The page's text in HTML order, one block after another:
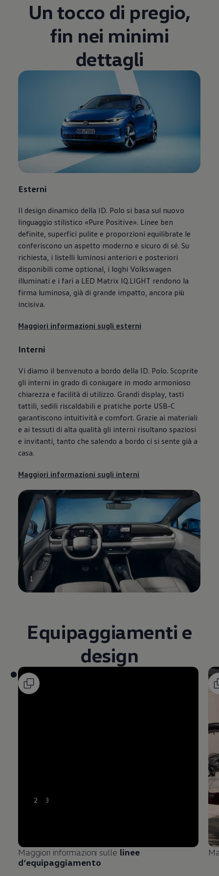
Blog Volkswagen
Un tocco di pregio,
fin nei minimi
dettagli
Esterni
Il design dinamico della ID. Polo si basa sul nuovo
linguaggio stilistico «Pure Positive». Linee ben
definite, superfici pulite e proporzioni equilibrate le
conferiscono un aspetto moderno e sicuro di sé. Su
richiesta, i listelli luminosi anteriori e posteriori
disponibili come optional, i loghi Volkswagen
illuminati e i fari a LED Matrix IQ.LIGHT rendono la
firma luminosa, già di grande impatto, ancora più
incisiva.
Maggiori informazioni sugli esterni
Interni
Vi diamo il benvenuto a bordo della ID. Polo. Scoprite
gli interni in grado di coniugare in modo armonioso
chiarezza e facilità di utilizzo. Grandi display, tasti
tattili, sedili riscaldabili e pratiche porte USB-C
garantiscono intuitività e comfort. Grazie ai materiali
e ai tessuti di alta qualità gli interni risultano spaziosi
e invitanti, tanto che salendo a bordo ci si sente già a
casa.
Maggiori informazioni sugli interni
1
Equipaggiamenti e
design
2 3
Maggiori informazioni sulle linee
d’equipaggiamento